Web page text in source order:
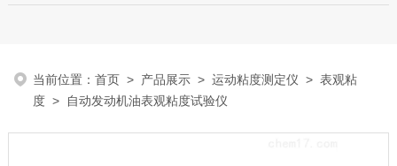
当前位置：首页 > 产品展示 >运动粘度测定仪 >表观粘
度 > 自动发动机油表观粘度试验仪